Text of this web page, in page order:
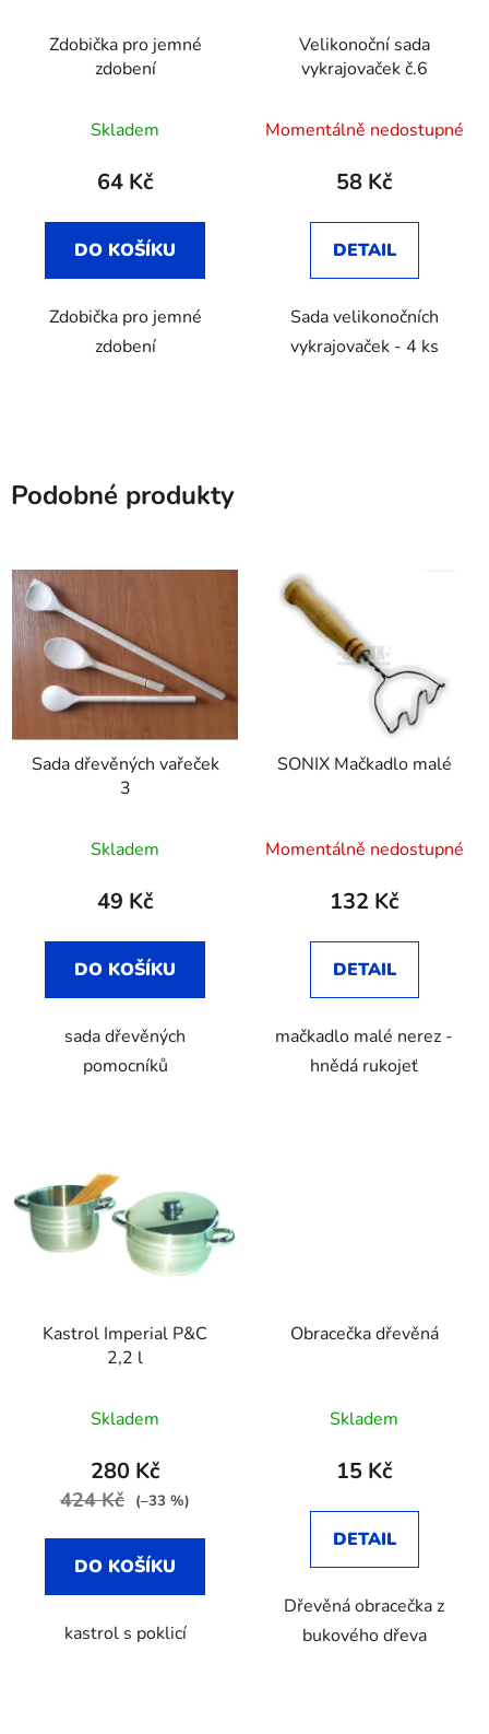
Zdobička pro jemné
zdobení
Skladem
64 Kč
DO KOŠÍKU
Zdobička pro jemné
zdobení
Velikonoční sada
vykrajovaček č.6
Momentálně nedostupné
58 Kč
DETAIL
Sada velikonočních
vykrajovaček - 4 ks
Podobné produkty
Sada dřevěných vařeček
3
Skladem
49 Kč
DO KOŠÍKU
sada dřevěných
pomocníků
SONIX Mačkadlo malé
Momentálně nedostupné
132 Kč
DETAIL
mačkadlo malé nerez -
hnědá rukojeť
Kastrol Imperial P&C
2,2 l
Skladem
280 Kč
424 Kč (–33 %)
DO KOŠÍKU
kastrol s poklicí
Obracečka dřevěná
Skladem
15 Kč
DETAIL
Dřevěná obracečka z
bukového dřeva